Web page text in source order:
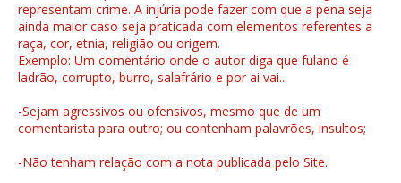
representam crime. A injúria pode fazer com que a pena seja
ainda maior caso seja praticada com elementos referentes a
raça, cor, etnia, religião ou origem.
Exemplo: Um comentário onde o autor diga que fulano é
ladrão, corrupto, burro, salafrário e por ai vai...
-Sejam agressivos ou ofensivos, mesmo que de um
comentarista para outro; ou contenham palavrões, insultos;
-Não tenham relação com a nota publicada pelo Site.